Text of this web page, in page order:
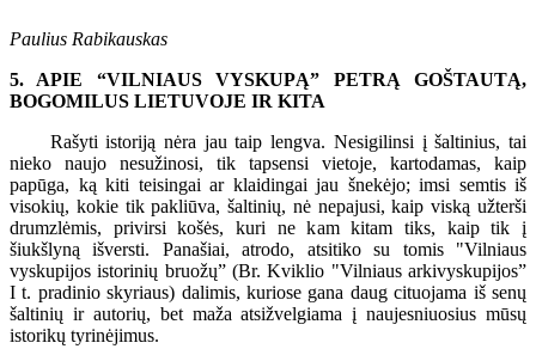
Paulius Rabikauskas
5. APIE “VILNIAUS VYSKUPĄ” PETRĄ GOŠTAUTĄ,
BOGOMILUS LIETUVOJE IR KITA
Rašyti istoriją nėra jau taip lengva. Nesigilinsi į šaltinius, tai
nieko naujo nesužinosi, tik tapsensi vietoje, kartodamas, kaip
papūga, ką kiti teisingai ar klaidingai jau šnekėjo; imsi semtis iš
visokių, kokie tik pakliūva, šaltinių, nė nepajusi, kaip viską užterši
drumzlėmis, privirsi košės, kuri ne kam kitam tiks, kaip tik į
šiukšlyną išversti. Panašiai, atrodo, atsitiko su tomis "Vilniaus
vyskupijos istorinių bruožų” (Br. Kviklio "Vilniaus arkivyskupijos”
I t. pradinio skyriaus) dalimis, kuriose gana daug cituojama iš senų
šaltinių ir autorių, bet maža atsižvelgiama į naujesniuosius mūsų
istorikų tyrinėjimus.